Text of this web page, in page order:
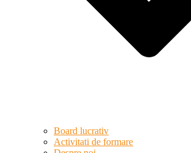
Board lucrativ
Activitati de formare